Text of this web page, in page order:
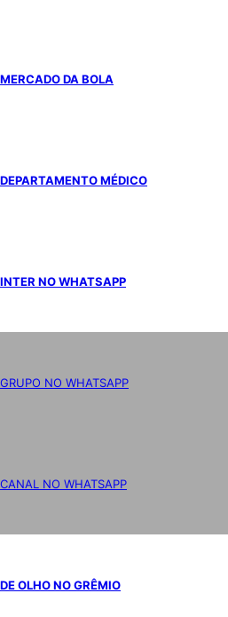
MERCADO DA BOLA
DEPARTAMENTO MÉDICO
INTER NO WHATSAPP
GRUPO NO WHATSAPP
CANAL NO WHATSAPP
DE OLHO NO GRÊMIO